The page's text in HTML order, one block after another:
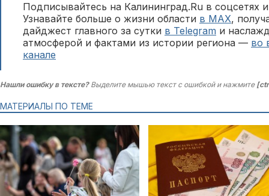
Подписывайтесь на Калининград.Ru в соцсетях
Узнавайте больше о жизни области в MAX,
дайджест главного за сутки в Telegram и
атмосферой и фактами из истории региона — во
канале
Нашли ошибку в тексте?Выделите мышью текст с ошибкой и нажмите
МАТЕРИАЛЫ ПО ТЕМЕ